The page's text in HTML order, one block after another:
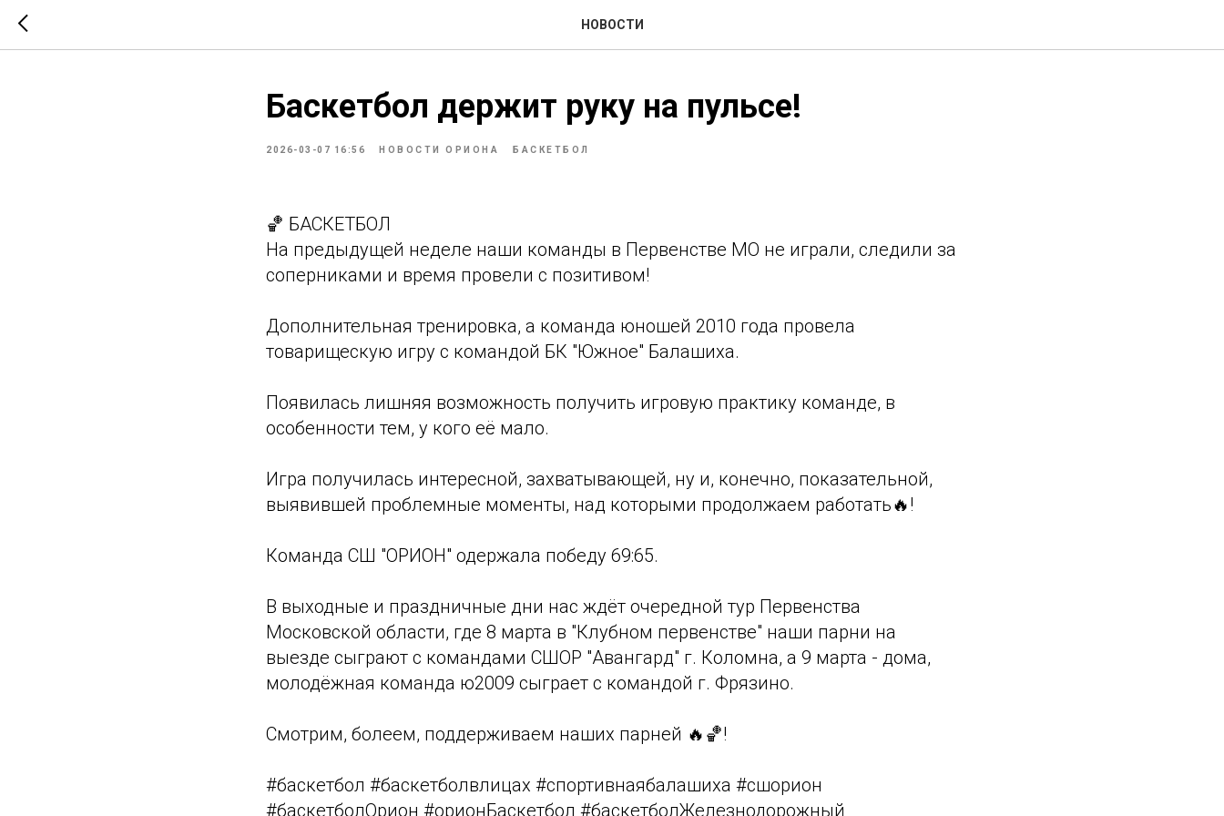
НОВОСТИ
Баскетбол держит руку на пульсе!
2026-03-07 16:56 НОВОСТИ ОРИОНА БАСКЕТБОЛ
🏀 БАСКЕТБОЛ
На предыдущей неделе наши команды в Первенстве МО не играли, следили за
соперниками и время провели с позитивом!
Дополнительная тренировка, а команда юношей 2010 года провела
товарищескую игру с командой БК "Южное" Балашиха.
Появилась лишняя возможность получить игровую практику команде, в
особенности тем, у кого её мало.
Игра получилась интересной, захватывающей, ну и, конечно, показательной,
выявившей проблемные моменты, над которыми продолжаем работать🔥!
Команда СШ "ОРИОН" одержала победу 69:65.
В выходные и праздничные дни нас ждёт очередной тур Первенства
Московской области, где 8 марта в "Клубном первенстве" наши парни на
выезде сыграют с командами СШОР "Авангард" г. Коломна, а 9 марта - дома,
молодёжная команда ю2009 сыграет с командой г. Фрязино.
Смотрим, болеем, поддерживаем наших парней 🔥🏀!
#баскетбол #баскетболвлицах #спортивнаябалашиха #сшорион
#баскетболОрион #орионБаскетбол #баскетболЖелезнодорожный